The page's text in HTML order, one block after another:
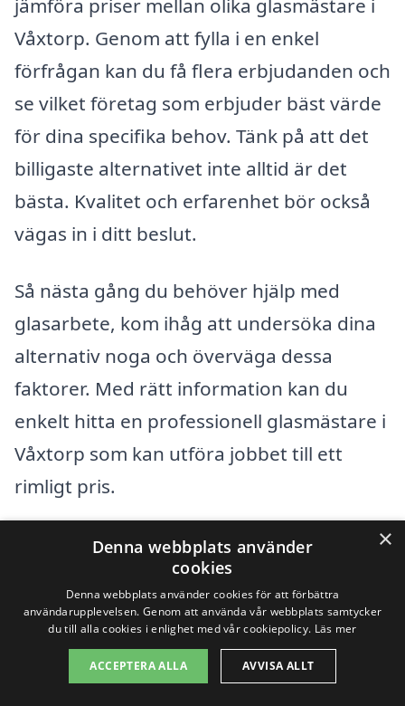
Våxtorp. Genom att fylla i en enkel
förfrågan kan du få flera erbjudanden och
se vilket företag som erbjuder bäst värde
för dina specifika behov. Tänk på att det
billigaste alternativet inte alltid är det
bästa. Kvalitet och erfarenhet bör också
vägas in i ditt beslut.
Så nästa gång du behöver hjälp med
glasarbete, kom ihåg att undersöka dina
alternativ noga och överväga dessa
faktorer. Med rätt information kan du
enkelt hitta en professionell glasmästare i
Våxtorp som kan utföra jobbet till ett
rimligt pris.
Få 3 erbjudanden, gratis och utan
förpliktelser
Sök efter en
×
Denna webbplats använder
cookies
Denna webbplats använder cookies för att förbättra
användarupplevelsen. Genom att använda vår webbplats samtycker
du till alla cookies i enlighet med vår cookiepolicy. Läs mer
ACCEPTERA ALLA AVVISA ALLT